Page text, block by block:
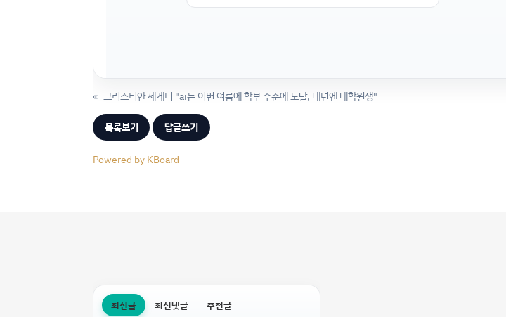
« 크리스티안 세게디 "ai는 이번 여름에 학부 수준에 도달, 내년엔 대학원생"
목록보기 답글쓰기
Powered by KBoard
최신글 최신댓글 추천글